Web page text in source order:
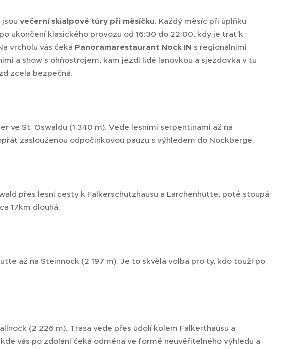
večerní skialpové túry při měsíčku. Každý měsíc při úplňku
ukončení klasického provozu od 16:30 do 22:00, kdy je trať k
vrcholu vás čeká Panoramarestaurant Nock IN s regionálními
a show s ohňostrojem, kam jezdí lidé lanovkou a sjezdovka v tu
zcela bezpečná.
ve St. Oswaldu (1 340 m). Vede lesními serpentinami až na
zaslouženou odpočinkovou pauzu s výhledem do Nockberge.
přes lesní cesty k Falkerschutzhausu a Lärchenhütte, poté stoupá
17km dlouhá.
až na Steinnock (2 197 m). Je to skvělá volba pro ty, kdo touží po
(2 226 m). Trasa vede přes údolí kolem Falkerthausu a
vás po zdolání čeká odměna ve formě neuvěřitelného výhledu a